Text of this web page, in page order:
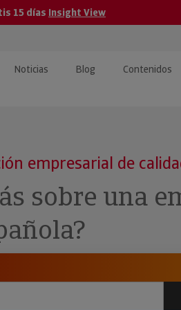
15 días Insight View
Noticias Blog Contenidos
empresarial de
sobre una